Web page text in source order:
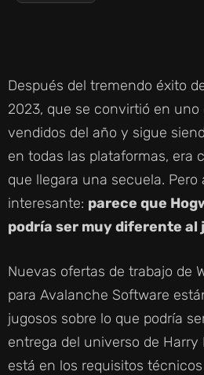
Después del tremendo éxito
2023, que se convirtió en uno
vendidos del año y sigue
en todas las plataformas, era
que llegara una secuela. Pero
interesante: parece que
podría ser muy diferente al
Nuevas ofertas de trabajo de
para Avalanche Software
jugosos sobre lo que podría
entrega del universo de Harry
está en los requisitos